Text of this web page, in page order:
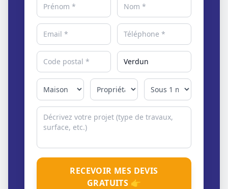
RECEVOIR MES DEVIS
GRATUITS 👉